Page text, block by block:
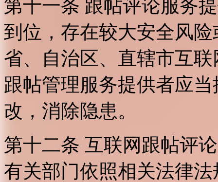
第十一条 跟帖评论服务
到位，存在较大安全风
省、自治区、直辖市互
跟帖管理服务提供者应
改，消除隐患。
第十二条 互联网跟帖评
有关部门依照相关法律